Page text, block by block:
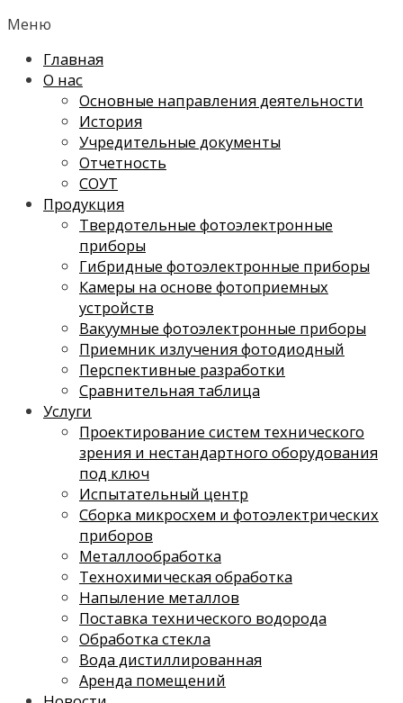
Меню
Главная
О нас
Основные направления деятельности
История
Учредительные документы
Отчетность
СОУТ
Продукция
Твердотельные фотоэлектронные
приборы
Гибридные фотоэлектронные приборы
Камеры на основе фотоприемных
устройств
Вакуумные фотоэлектронные приборы
Приемник излучения фотодиодный
Перспективные разработки
Сравнительная таблица
Услуги
Проектирование систем технического
зрения и нестандартного оборудования
под ключ
Испытательный центр
Сборка микросхем и фотоэлектрических
приборов
Металлообработка
Технохимическая обработка
Напыление металлов
Поставка технического водорода
Обработка стекла
Вода дистиллированная
Аренда помещений